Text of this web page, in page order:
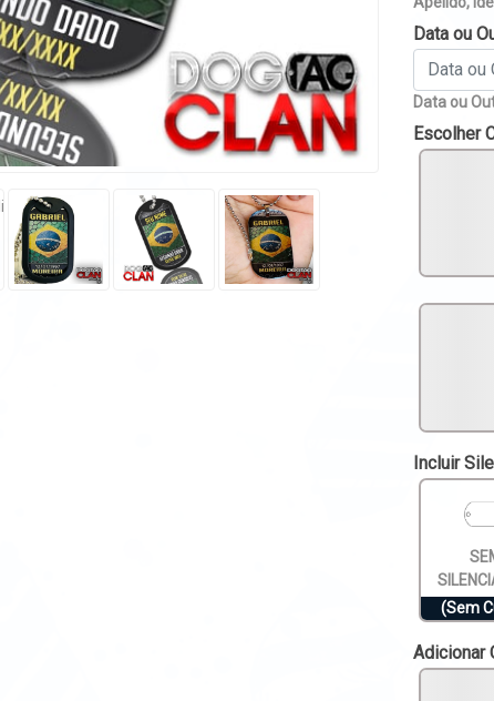
Data ou
Data ou
Escolher
Incluir
(Sem
Adicionar